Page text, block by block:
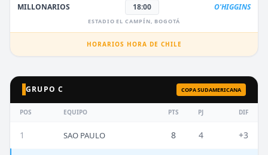
MILLONARIOS 18:00 O'HIGGINS
ESTADIO EL CAMPÍN, BOGOTÁ
HORARIOS HORA DE CHILE
GRUPO C COPA SUDAMERICANA
POS EQUIPO PTS PJ DIF
1 SAO PAULO 8 4 +3